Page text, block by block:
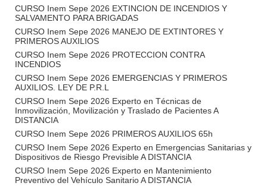
CURSO Inem Sepe 2026 EXTINCION DE INCENDIOS Y
SALVAMENTO PARA BRIGADAS
CURSO Inem Sepe 2026 MANEJO DE EXTINTORES Y
PRIMEROS AUXILIOS
CURSO Inem Sepe 2026 PROTECCION CONTRA
INCENDIOS
CURSO Inem Sepe 2026 EMERGENCIAS Y PRIMEROS
AUXILIOS. LEY DE P.R.L
CURSO Inem Sepe 2026 Experto en Técnicas de
Inmovilización, Movilización y Traslado de Pacientes A
DISTANCIA
CURSO Inem Sepe 2026 PRIMEROS AUXILIOS 65h
CURSO Inem Sepe 2026 Experto en Emergencias Sanitarias y
Dispositivos de Riesgo Previsible A DISTANCIA
CURSO Inem Sepe 2026 Experto en Mantenimiento
Preventivo del Vehículo Sanitario A DISTANCIA